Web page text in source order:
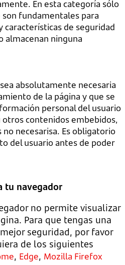
En esta categoría sólo
fundamentales para
características de seguridad
almacenan ninguna
absolutamente necesaria
de la página y que se
personal del usuario
otros contenidos embebidos,
necesarisa. Es obligatorio
del usuario antes de poder
tu navegador
no permite visualizar
Para que tengas una
seguridad, por favor
de los siguientes
, Edge, Mozilla Firefox